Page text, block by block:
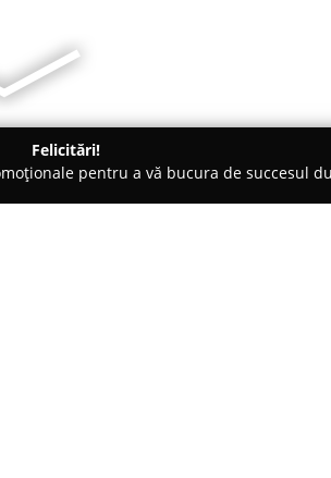
Felicitări!
pentru a vă bucura de succesul